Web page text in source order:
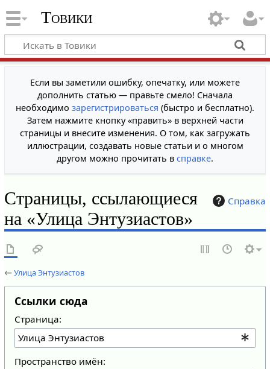
Товики
Если вы заметили ошибку, опечатку, или можете
дополнить статью — правьте смело! Сначала
необходимо зарегистрироваться (быстро и бесплатно).
Затем нажмите кнопку «править» в верхней части
страницы и внесите изменения. О том, как загружать
иллюстрации, создавать новые статьи и о многом
другом можно прочитать в справке.
Справка
Страницы, ссылающиеся
на «Улица Энтузиастов»
←Улица Энтузиастов
Ссылки сюда
Страница:
Пространство имён: